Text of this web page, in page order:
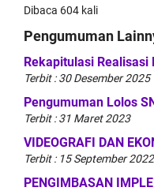
Dibaca 604 kali
Pengumuman
Rekapitulasi Realisasi
Terbit : 30 Desember 2025
Pengumuman Lolos
Terbit : 31 Maret 2023
VIDEOGRAFI DAN
Terbit : 15 September 2022
PENGIMBASAN